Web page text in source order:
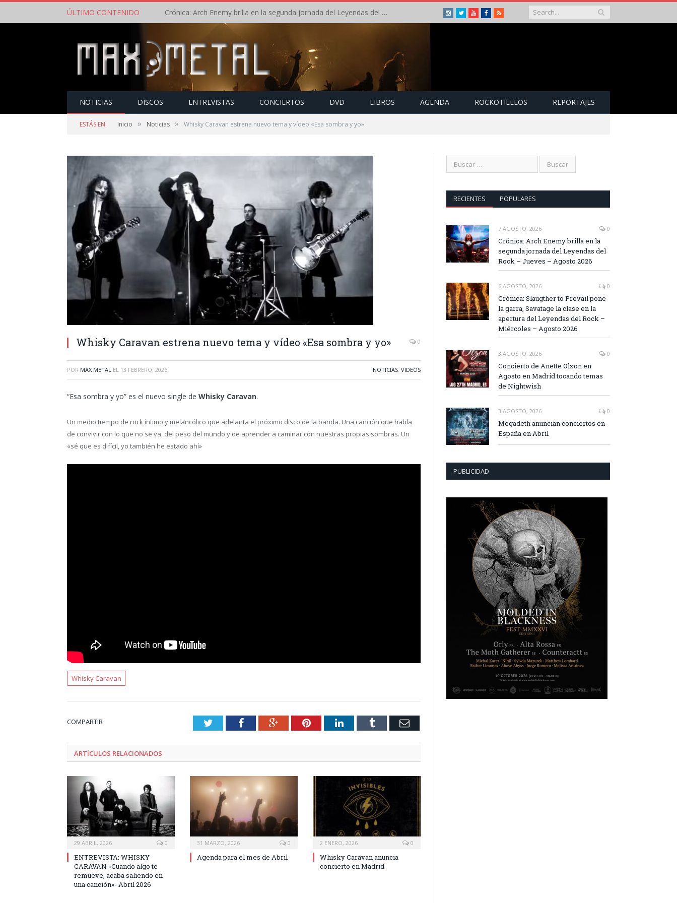
ÚLTIMO CONTENIDO Crónica: Arch Enemy brilla en la segunda jornada del Leyendas del Rock – Jueves – Agosto 2026 Instagram
TwitterYoutubeFacebook
RSS
NOTICIAS DISCOS ENTREVISTAS CONCIERTOS DVD LIBROS AGENDA ROCKOTILLEOS REPORTAJES
ESTÁS EN: Inicio » Noticias » Whisky Caravan estrena nuevo tema y vídeo «Esa sombra y yo»
Whisky Caravan estrena nuevo tema y vídeo «Esa sombra y yo» 0
POR MAX METAL EL 13 FEBRERO, 2026 NOTICIAS, VIDEOS
“Esa sombra y yo” es el nuevo single de Whisky Caravan.
Un medio tiempo de rock íntimo y melancólico que adelanta el próximo disco de la banda. Una canción que habla
de convivir con lo que no se va, del peso del mundo y de aprender a caminar con nuestras propias sombras. Un
«sé que es difícil, yo también he estado ahí»
Whisky Caravan
COMPARTIR TwitterFacebookGoogle+PinterestLinkedInTumblr Email
ARTÍCULOS RELACIONADOS
29 ABRIL, 2026 0
ENTREVISTA: WHISKY
CARAVAN «Cuando algo te
remueve, acaba saliendo en
una canción»- Abril 2026
31 MARZO, 2026 0
Agenda para el mes de Abril
2 ENERO, 2026 0
Whisky Caravan anuncia
concierto en Madrid
RECIENTES POPULARES
7 AGOSTO, 2026 0
Crónica: Arch Enemy brilla en la
segunda jornada del Leyendas del
Rock – Jueves – Agosto 2026
6 AGOSTO, 2026 0
Crónica: Slaugther to Prevail pone
la garra, Savatage la clase en la
apertura del Leyendas del Rock –
Miércoles – Agosto 2026
3 AGOSTO, 2026 0
Concierto de Anette Olzon en
Agosto en Madrid tocando temas
de Nightwish
3 AGOSTO, 2026 0
Megadeth anuncian conciertos en
España en Abril
PUBLICIDAD